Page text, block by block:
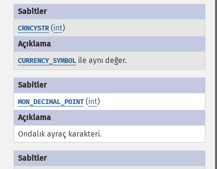
CRNCYSTR(int)
CURRENCY_SYMBOLile aynı değer.
MON_DECIMAL_POINT(int)
Ondalık ayraç karakteri.